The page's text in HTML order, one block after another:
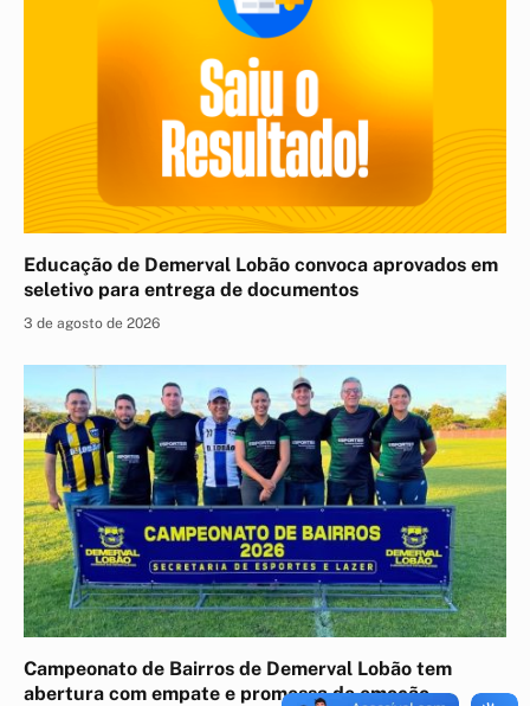
Educação de Demerval Lobão convoca aprovados em
seletivo para entrega de documentos
3 de agosto de 2026
Campeonato de Bairros de Demerval Lobão tem
abertura com empate e promessa de emoção